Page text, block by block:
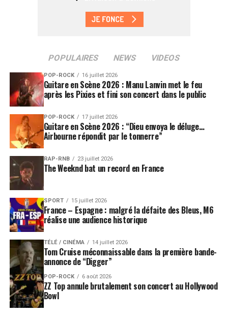
POPULAIRES NEWS VIDEOS
POP-ROCK 16 juillet 2026
Guitare en Scène 2026 : Manu Lanvin met le feu
après les Pixies et fini son concert dans le public
POP-ROCK 17 juillet 2026
Guitare en Scène 2026 : “Dieu envoya le déluge…
Airbourne répondit par le tonnerre”
RAP-RNB 23 juillet 2026
The Weeknd bat un record en France
SPORT 15 juillet 2026
France – Espagne : malgré la défaite des Bleus, M6
réalise une audience historique
TÉLÉ / CINÉMA 14 juillet 2026
Tom Cruise méconnaissable dans la première bande-
annonce de “Digger”
POP-ROCK 6 août 2026
ZZ Top annule brutalement son concert au Hollywood
Bowl